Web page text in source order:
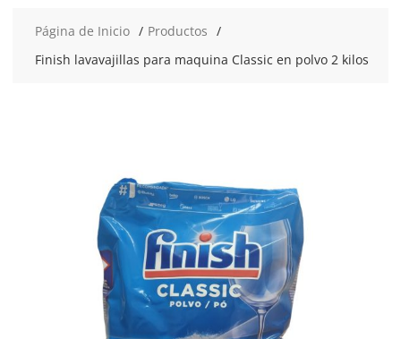
Página de Inicio
Productos
Finish lavavajillas para maquina Classic en polvo 2 kilos